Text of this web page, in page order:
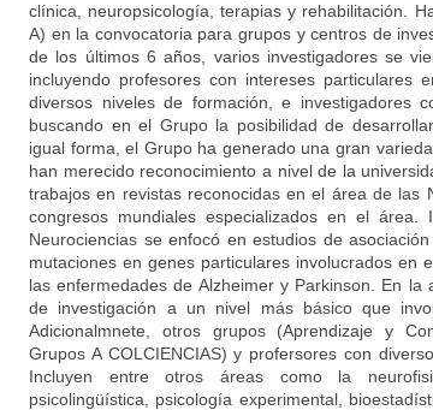
clínica, neuropsicología, terapias y rehabilitación.
A) en la convocatoria para grupos y centros de
de los últimos 6 años, varios investigadores se
incluyendo profesores con intereses particulares
diversos niveles de formación, e investigadores
buscando en el Grupo la posibilidad de
igual forma, el Grupo ha generado una gran
han merecido reconocimiento a nivel de la
trabajos en revistas reconocidas en el área de las
congresos mundiales especializados en el
Neurociencias se enfocó en estudios de
mutaciones en genes particulares involucrados en
las enfermedades de Alzheimer y Parkinson. En
de investigación a un nivel más básico que
Adicionalmnete, otros grupos (Aprendizaje y
Grupos A COLCIENCIAS) y profersores con
Incluyen entre otros áreas como la
psicolingüística, psicología experimental,